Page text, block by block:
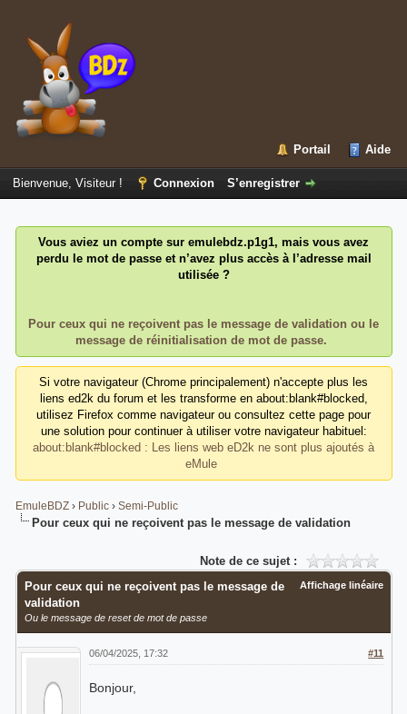
Portail Aide
Bienvenue, Visiteur ! Connexion S’enregistrer
Vous aviez un compte sur emulebdz.p1g1, mais vous avez
perdu le mot de passe et n’avez plus accès à l’adresse mail
utilisée ?
Pour ceux qui ne reçoivent pas le message de validation ou le
message de réinitialisation de mot de passe.
Si votre navigateur (Chrome principalement) n'accepte plus les
liens ed2k du forum et les transforme en about:blank#blocked,
utilisez Firefox comme navigateur ou consultez cette page pour
une solution pour continuer à utiliser votre navigateur habituel:
about:blank#blocked : Les liens web eD2k ne sont plus ajoutés à
eMule
EmuleBDZ› Public› Semi-Public
Pour ceux qui ne reçoivent pas le message de validation
Note de ce sujet :
Affichage linéaire
Pour ceux qui ne reçoivent pas le message de
validation
Ou le message de reset de mot de passe
#11
06/04/2025, 17:32
Bonjour,